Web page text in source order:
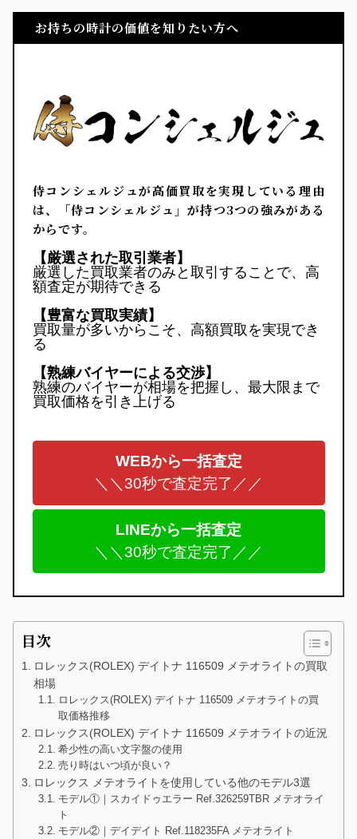
お持ちの時計の価値を知りたい方へ
侍コンシェルジュが高価買取を実現している理由
は、「侍コンシェルジュ 」が持つ3つの強みがある
からです。
【厳選された取引業者】
厳選した買取業者のみと取引することで、高
額査定が期待できる
【豊富な買取実績】
買取量が多いからこそ、高額買取を実現でき
る
【熟練バイヤーによる交渉】
熟練のバイヤーが相場を把握し、最大限まで
買取価格を引き上げる
WEBから一括査定
＼＼30秒で査定完了／／
LINEから一括査定
＼＼30秒で査定完了／／
目次
ロレックス(ROLEX) デイトナ 116509 メテオライトの買取
相場
ロレックス(ROLEX) デイトナ 116509 メテオライトの買
取価格推移
ロレックス(ROLEX) デイトナ 116509 メテオライトの近況
希少性の高い文字盤の使用
売り時はいつ頃が良い？
ロレックス メテオライトを使用している他のモデル3選
モデル①｜スカイドゥエラー Ref.326259TBR メテオライ
ト
モデル②｜デイデイト Ref.118235FA メテオライト